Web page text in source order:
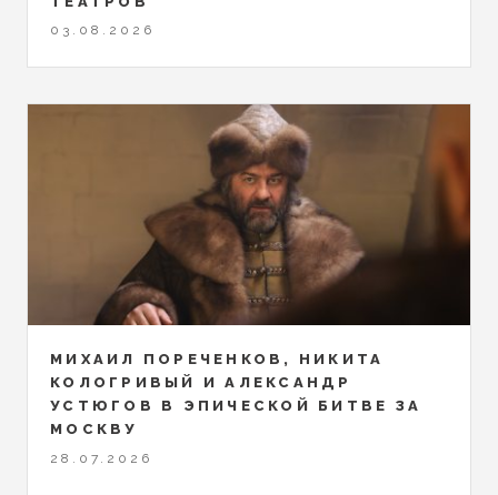
03.08.2026
МИХАИЛ ПОРЕЧЕНКОВ, НИКИТА
КОЛОГРИВЫЙ И АЛЕКСАНДР
УСТЮГОВ В ЭПИЧЕСКОЙ БИТВЕ ЗА
МОСКВУ
28.07.2026